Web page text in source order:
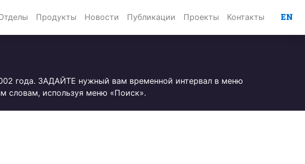
Продукты Новости Публикации Проекты Контакты EN
года. ЗАДАЙТЕ нужный вам временной интервал в меню
словам, используя меню «Поиск».